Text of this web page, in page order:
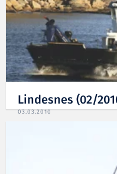
Lindesnes (02/
03.03.2010